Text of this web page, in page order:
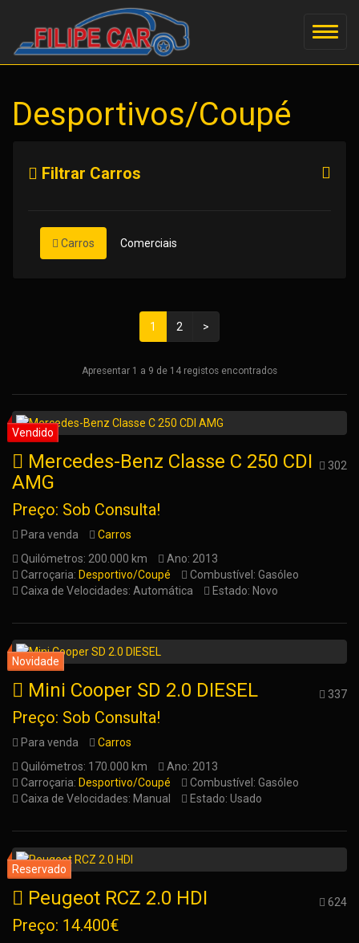
Desportivos/Coupé
Filtrar Carros
Carros Comerciais
1 2 >
Apresentar 1 a 9 de 14 registos encontrados
302
Mercedes-Benz Classe C 250 CDI
AMG
Preço: Sob Consulta!
Para venda
Carros
Quilómetros: 200.000 km
Ano: 2013
Carroçaria: Desportivo/Coupé
Combustível: Gasóleo
Caixa de Velocidades: Automática
Estado: Novo
337
Mini Cooper SD 2.0 DIESEL
Preço: Sob Consulta!
Para venda
Carros
Quilómetros: 170.000 km
Ano: 2013
Carroçaria: Desportivo/Coupé
Combustível: Gasóleo
Caixa de Velocidades: Manual
Estado: Usado
624
Peugeot RCZ 2.0 HDI
Preço: 14.400€